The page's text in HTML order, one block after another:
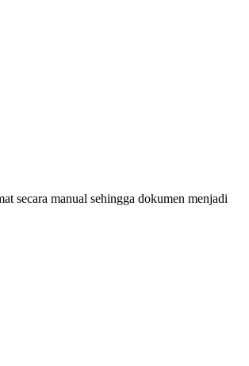
secara manual sehingga dokumen menjadi